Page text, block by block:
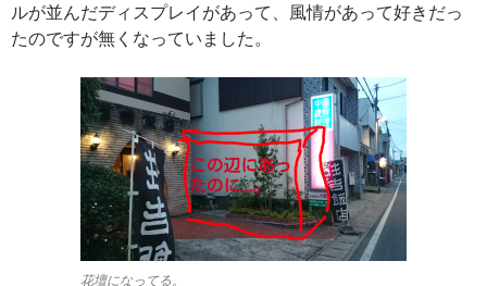
ルが並んだディスプレイがあって、風情があって好きだっ
たのですが無くなっていました。
花壇になってる。